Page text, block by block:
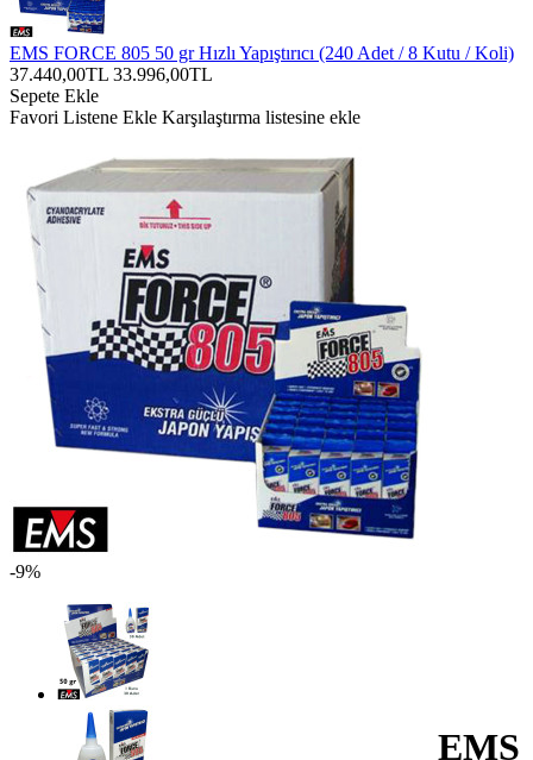
EMS FORCE 805 50 gr Hızlı Yapıştırıcı (240 Adet / 8 Kutu / Koli)
37.440,00TL 33.996,00TL
Sepete Ekle
Favori Listene Ekle Karşılaştırma listesine ekle
-9%
EMS